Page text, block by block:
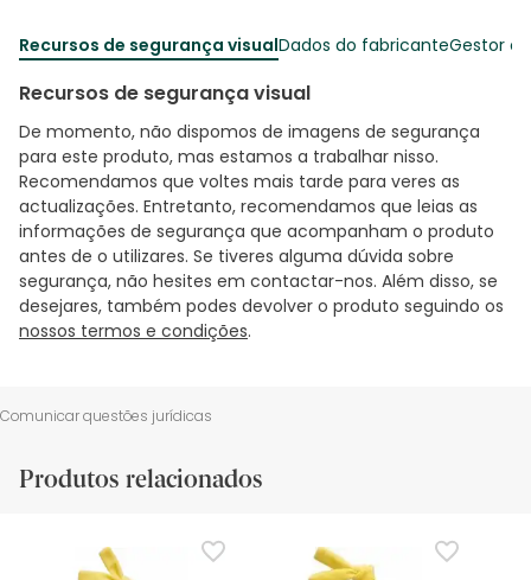
Recursos de segurança visualDados do fabricanteGestor
Recursos de segurança visual
De momento, não dispomos de imagens de segurança
para este produto, mas estamos a trabalhar nisso.
Recomendamos que voltes mais tarde para veres as
actualizações. Entretanto, recomendamos que leias as
informações de segurança que acompanham o produto
antes de o utilizares. Se tiveres alguma dúvida sobre
segurança, não hesites em contactar-nos. Além disso, se
desejares, também podes devolver o produto seguindo os
nossos termos e condições.
Comunicar questões jurídicas
Produtos relacionados